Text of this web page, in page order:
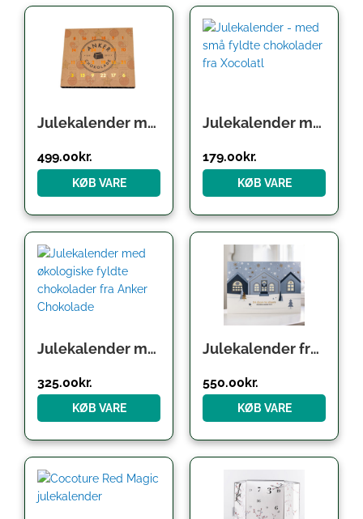
Julekalender med økologisk fyldte chokolader fra Anker Chokolade
499.00 kr.
KØB VARE
Julekalender med små fyldte chokolader fra Xocolatl
179.00 kr.
KØB VARE
Julekalender med økologiske fyldte chokolader fra Anker Chokolade
325.00kr.
KØB VARE
Julekalender fra Xocolatl og Maileg (NYHED)
550.00kr.
KØB VARE